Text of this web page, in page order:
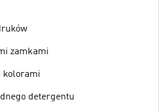
zamkami
kolorami
detergentu